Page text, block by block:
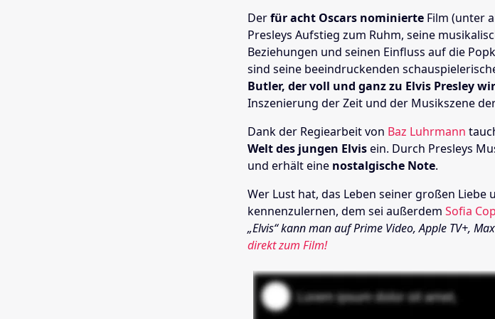
Derfür acht Oscars nominierte Film (unter
Presleys Aufstieg zum Ruhm, seine
Beziehungen und seinen Einfluss auf die
sind seine beeindruckenden
Butler, der voll und ganz zu Elvis Presley
Inszenierung der Zeit und der Musikszene
Dank der Regiearbeit von Baz Luhrmann
Welt des jungen Elvisein. Durch Presleys
und erhält eine nostalgische Note.
Wer Lust hat, das Leben seiner großen Liebe
kennenzulernen, dem sei außerdem Sofia
„Elvis“ kann man auf Prime Video, Apple TV+,
direkt zum Film!